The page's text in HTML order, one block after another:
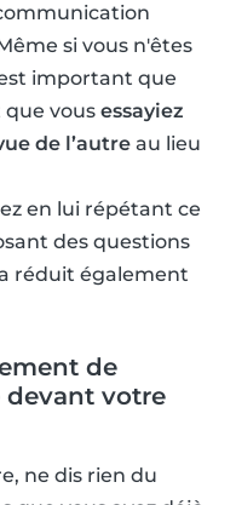
si vous n'êtes
important que
vous essayiez
de l’autre au lieu
en lui répétant ce
des questions
réduit également
de
devant votre
ne dis rien du